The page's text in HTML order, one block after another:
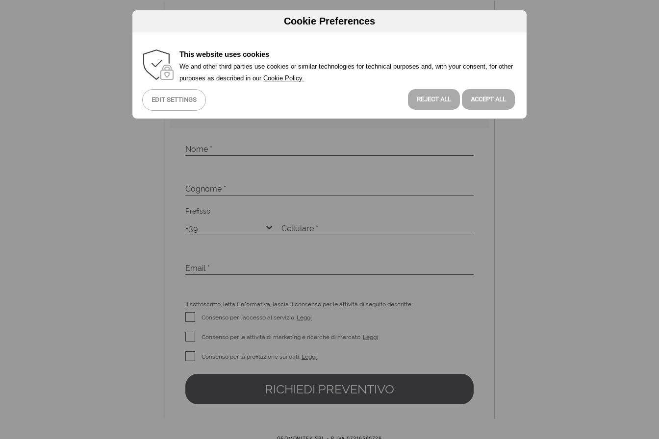
Prefisso
Il sottoscritto, letta l'Informativa, lascia il consenso per le attività di seguito descritte:
Consenso per l'accesso al servizio. Leggi
Consenso per le attività di marketing e ricerche di mercato. Leggi
Consenso per la profilazione sui dati. Leggi
RICHIEDI PREVENTIVO
Cookie Preferences
This website uses cookies
We and other third parties use cookies or similar technologies for technical purposes and, with your consent, for other
purposes as described in ourCookie Policy.
ACCEPT ALL
REJECT ALL
EDIT SETTINGS